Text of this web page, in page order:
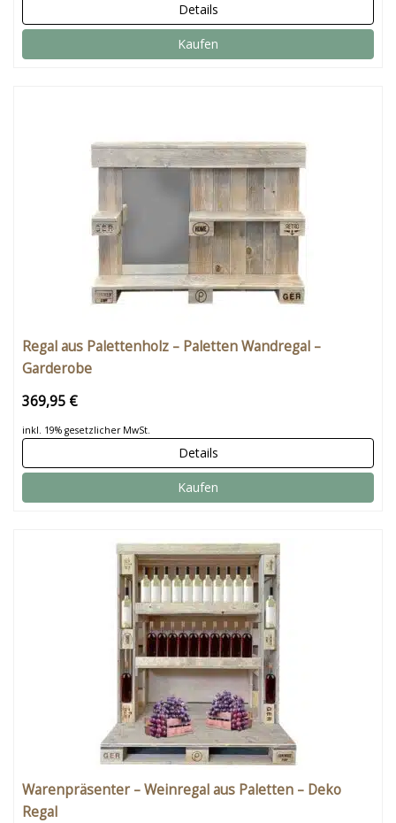
Details
Kaufen
Regal aus Palettenholz – Paletten Wandregal –
Garderobe
369,95 €
inkl. 19% gesetzlicher MwSt.
Details
Kaufen
Warenpräsenter – Weinregal aus Paletten – Deko
Regal